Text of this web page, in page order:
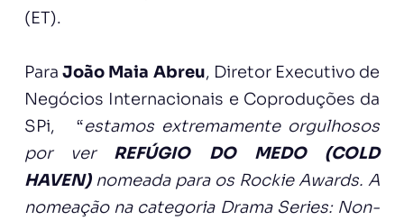
(ET).
ParaJoão Maia Abreu, Diretor Executivo de
Negócios Internacionais e Coproduções da
SPi, “estamos extremamente orgulhosos
por ver REFÚGIO DO MEDO (COLD
HAVEN)nomeada para os Rockie Awards. A
nomeação na categoria Drama Series: Non-